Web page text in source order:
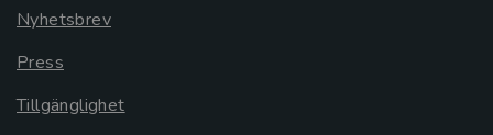
Nyhetsbrev
Press
Tillgänglighet